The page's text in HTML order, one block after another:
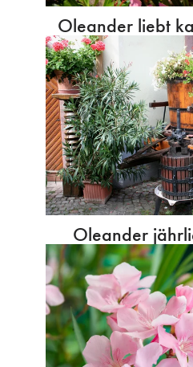
Oleander liebt
Oleander